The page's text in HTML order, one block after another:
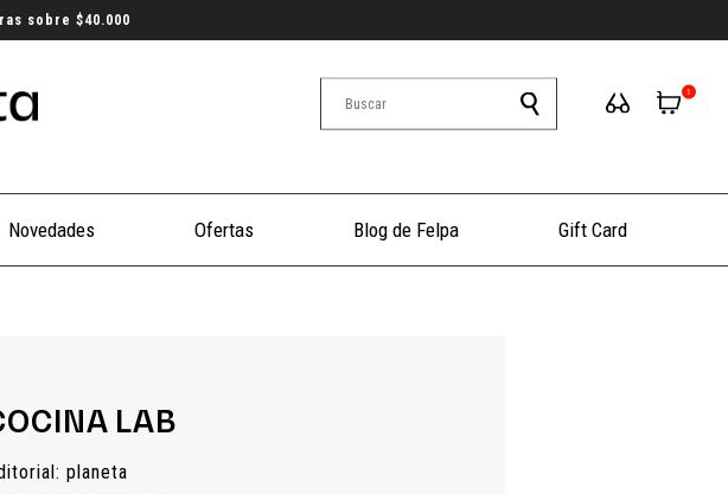
sobre $40.000
1
Novedades Ofertas Blog de Felpa Gift Card
LAB
planeta